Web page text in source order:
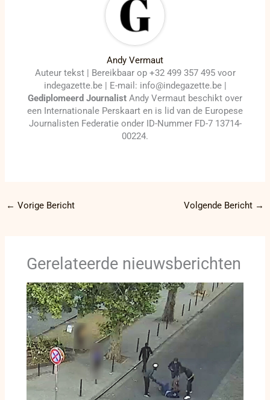
Andy Vermaut
Auteur tekst | Bereikbaar op +32 499 357 495 voor
indegazette.be | E-mail: info@indegazette.be |
Gediplomeerd Journalist Andy Vermaut beschikt over
een Internationale Perskaart en is lid van de Europese
Journalisten Federatie onder ID-Nummer FD-7 13714-
00224.
← Vorige Bericht Volgende Bericht →
Gerelateerde nieuwsberichten